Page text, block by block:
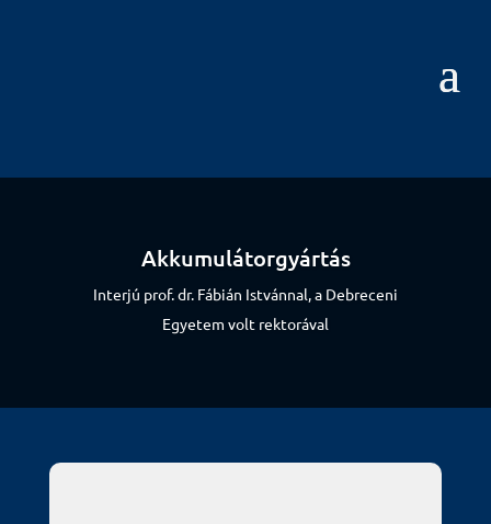
Akkumulátorgyártás
Interjú prof. dr. Fábián Istvánnal, a Debreceni
Egyetem volt rektorával